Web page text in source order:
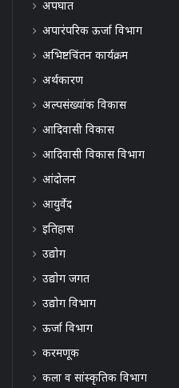
अपघात
अपारंपरिक ऊर्जा विभाग
अभिष्टचिंतन कार्यक्रम
अर्थकारण
अल्पसंख्यांक विकास
आदिवासी विकास
आदिवासी विकास विभाग
आंदोलन
आयुर्वेद
इतिहास
उद्योग
उद्योग जगत
उद्योग विभाग
ऊर्जा विभाग
करमणूक
कला व सांस्कृतिक विभाग